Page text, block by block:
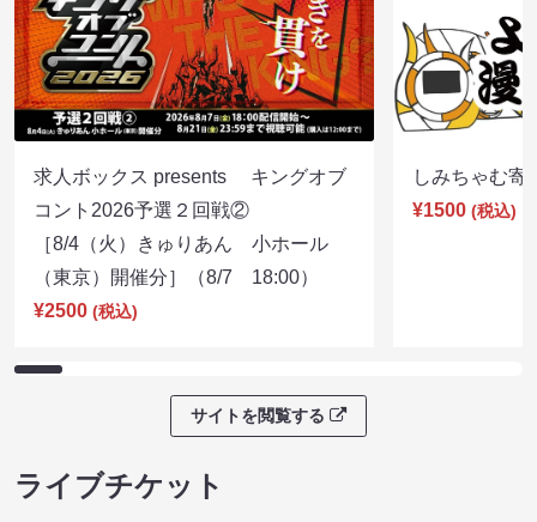
求人ボックス presents キングオブ
コント2026予選２回戦②
［8/4（火）きゅりあん 小ホール
（東京）開催分］（8/7 18:00）
¥2500 (税込)
しみちゃむ
¥1500 (税込)
サイトを閲覧する
ライブチケット